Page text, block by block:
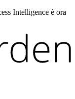
Intelligence è ora